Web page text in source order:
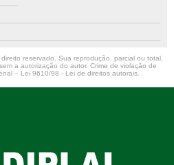
reservado. Sua reprodução, parcial ou total,
a autorização do autor. Crime de violação de
– Lei 9610/98 - Lei de direitos autorais